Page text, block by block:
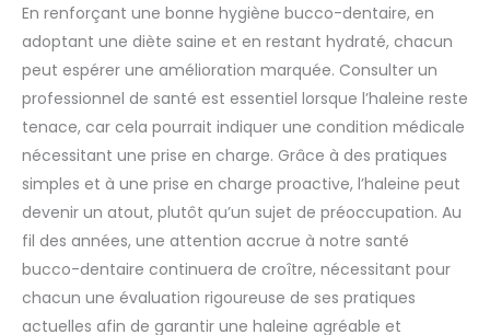
En renforçant une bonne hygiène bucco-dentaire, en
adoptant une diète saine et en restant hydraté, chacun
peut espérer une amélioration marquée. Consulter un
professionnel de santé est essentiel lorsque l’haleine reste
tenace, car cela pourrait indiquer une condition médicale
nécessitant une prise en charge. Grâce à des pratiques
simples et à une prise en charge proactive, l’haleine peut
devenir un atout, plutôt qu’un sujet de préoccupation. Au
fil des années, une attention accrue à notre santé
bucco-dentaire continuera de croître, nécessitant pour
chacun une évaluation rigoureuse de ses pratiques
actuelles afin de garantir une haleine agréable et